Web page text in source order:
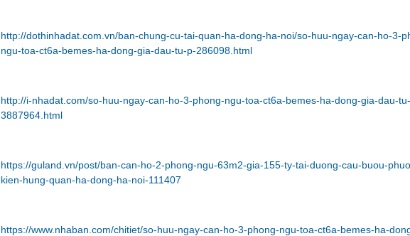
http://dothinhadat.com.vn/ban-chung-cu-tai-quan-ha-dong-ha-noi/so-huu-ngay-can-ho-3-
ngu-toa-ct6a-bemes-ha-dong-gia-dau-tu-p-286098.html
http://i-nhadat.com/so-huu-ngay-can-ho-3-phong-ngu-toa-ct6a-bemes-ha-dong-gia-dau-tu-
3887964.html
https://guland.vn/post/ban-can-ho-2-phong-ngu-63m2-gia-155-ty-tai-duong-cau-buou-
kien-hung-quan-ha-dong-ha-noi-111407
https://www.nhaban.com/chitiet/so-huu-ngay-can-ho-3-phong-ngu-toa-ct6a-bemes-ha-